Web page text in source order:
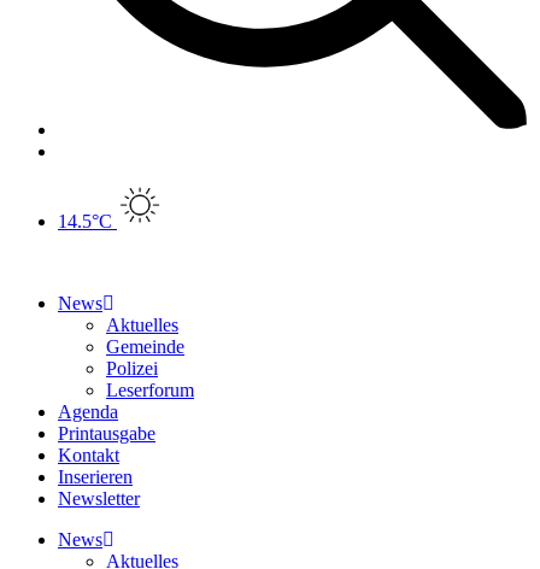
14.5°C
News
Aktuelles
Gemeinde
Polizei
Leserforum
Agenda
Printausgabe
Kontakt
Inserieren
Newsletter
News
Aktuelles